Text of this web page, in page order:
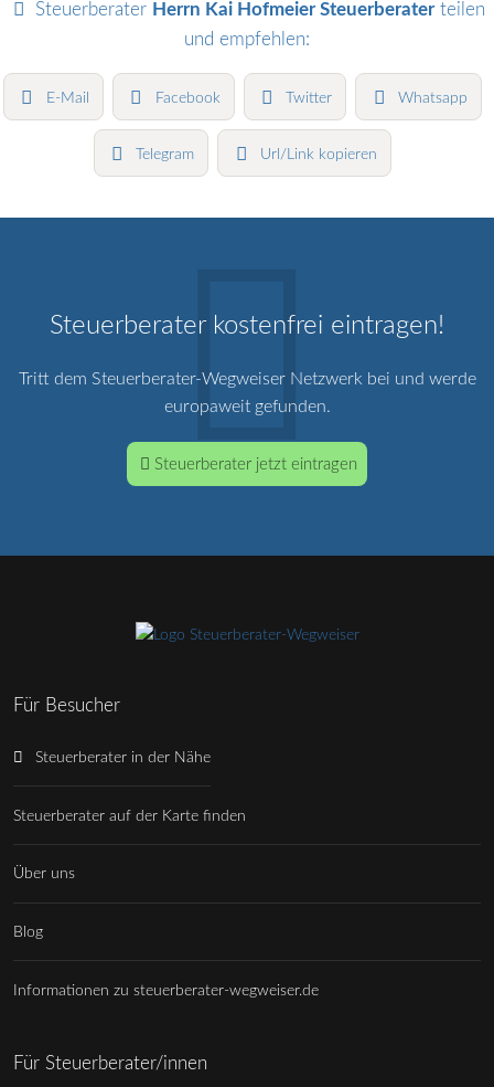
Steuerberater Herrn Kai Hofmeier Steuerberaterteilen
und empfehlen:
E-Mail Facebook Twitter Whatsapp
Telegram Url/Link kopieren
Steuerberater kostenfrei eintragen!
Tritt dem Steuerberater-Wegweiser Netzwerk bei und werde
europaweit gefunden.
Steuerberater jetzt eintragen
Für Besucher
Steuerberater in der Nähe
Steuerberater auf der Karte finden
Über uns
Blog
Informationen zu steuerberater-wegweiser.de
Für Steuerberater/innen